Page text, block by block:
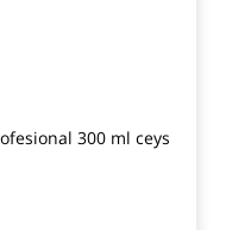
300 ml ceys